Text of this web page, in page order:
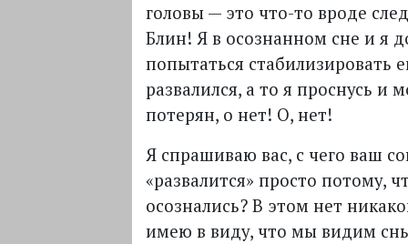
головы — это что-то вроде
Блин! Я в осознанном сне и я
попытаться стабилизировать
развалился, а то я проснусь и
потерян, о нет! О, нет!
Я спрашиваю вас, с чего ваш
«развалится» просто потому,
осознались? В этом нет
имею в виду, что мы видим